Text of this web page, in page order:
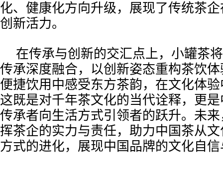
化、健康化方向升级，展现了传统茶
创新活力。
在传承与创新的交汇点上，小罐茶
传承深度融合，以创新姿态重构茶饮
便捷饮用中感受东方茶韵，在文化体
这既是对千年茶文化的当代诠释，更
传承者向生活方式引领者的跃升。未
挥茶企的实力与责任，助力中国茶从
方式的进化，展现中国品牌的文化自